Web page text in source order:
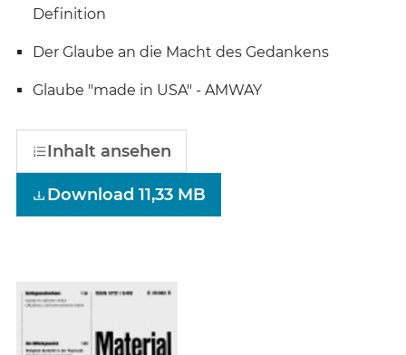
Definition
Der Glaube an die Macht des Gedankens
Glaube "made in USA" - AMWAY
Inhalt ansehen
Download 11,33 MB